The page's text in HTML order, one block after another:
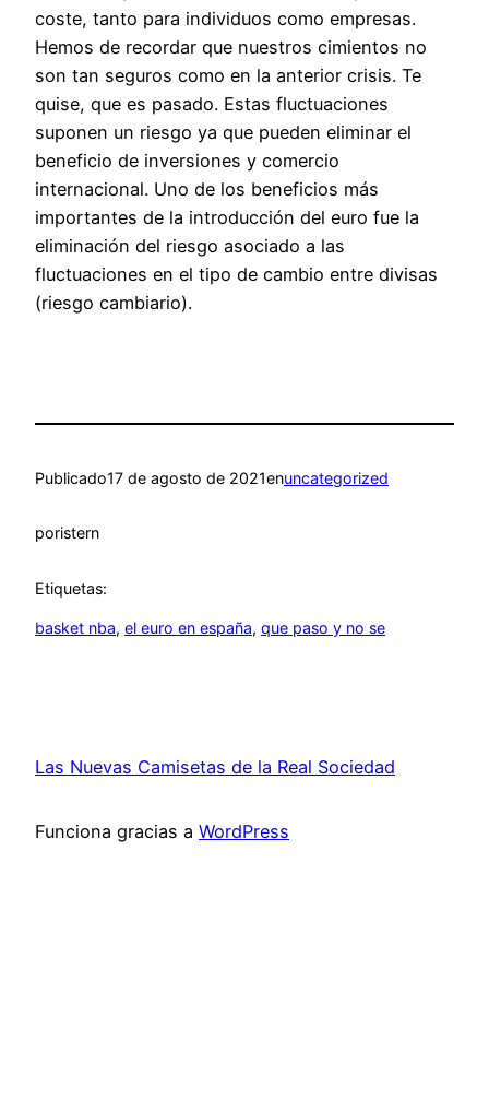
coste, tanto para individuos como empresas.
Hemos de recordar que nuestros cimientos no
son tan seguros como en la anterior crisis. Te
quise, que es pasado. Estas fluctuaciones
suponen un riesgo ya que pueden eliminar el
beneficio de inversiones y comercio
internacional. Uno de los beneficios más
importantes de la introducción del euro fue la
eliminación del riesgo asociado a las
fluctuaciones en el tipo de cambio entre divisas
(riesgo cambiario).
Publicado17 de agosto de 2021enuncategorized
poristern
Etiquetas:
basket nba, el euro en españa, que paso y no se
Las Nuevas Camisetas de la Real Sociedad
Funciona gracias a WordPress